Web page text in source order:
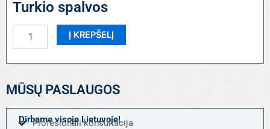
Turkio spalvos
kiekis:
spalvos
Į KREPŠELĮ
MŪSŲ PASLAUGOS
Dirbame visoje Lietuvoje!
Profesionali konsultacija